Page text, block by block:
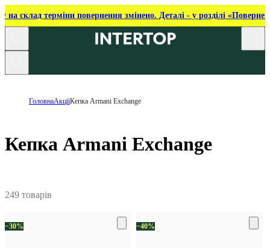
на склад терміни повернення змінено. Деталі - у розділі
ГоловнаАкціїКепка Armani Exchange
Кепка Armani Exchange
249 товарів
−30% −40%